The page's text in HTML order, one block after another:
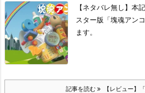
【ネタバレ無し】本
スター版「塊魂アン
ます。
記事を読む 【レビュー】